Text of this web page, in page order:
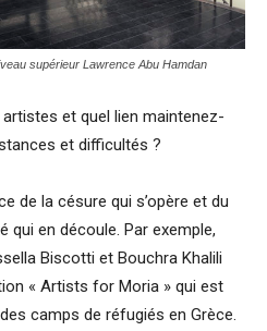
supérieur Lawrence Abu Hamdan
et quel lien maintenez-
et difficultés ?
de la césure qui s’opère et du
qui en découle. Par exemple,
Biscotti et Bouchra Khalili
« Artists for Moria » qui est
camps de réfugiés en Grèce.